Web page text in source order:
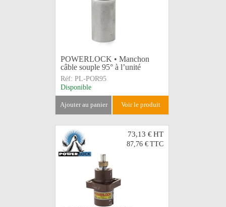
POWERLOCK • Manchon
câble souple 95° à l’unité
Réf: PL-POR95
Disponible
ajouter au panier voir le produit
73,13 €HT
87,76 € TTC